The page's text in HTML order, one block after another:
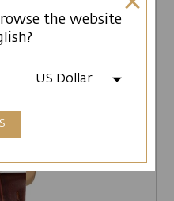
the website
US Dollar